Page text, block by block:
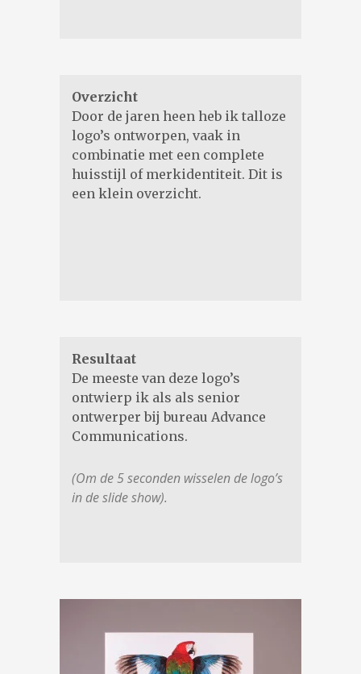
Overzicht
Door de jaren heen heb ik talloze
logo’s ontworpen, vaak in
combinatie met een complete
huisstijl of merkidentiteit. Dit is
een klein overzicht.
Resultaat
De meeste van deze logo’s
ontwierp ik als als senior
ontwerper bij bureau Advance
Communications.
(Om de 5 seconden wisselen de logo’s
in de slide show).